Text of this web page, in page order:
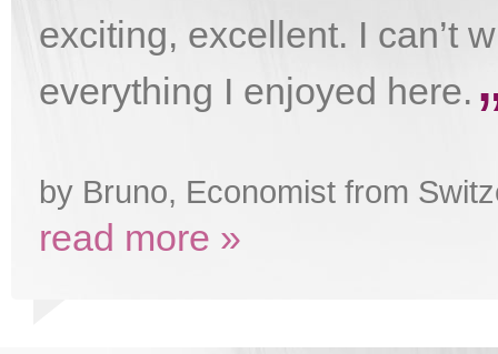
exciting, excellent. I can’t
everything I enjoyed here.
by Bruno, Economist from
read more »